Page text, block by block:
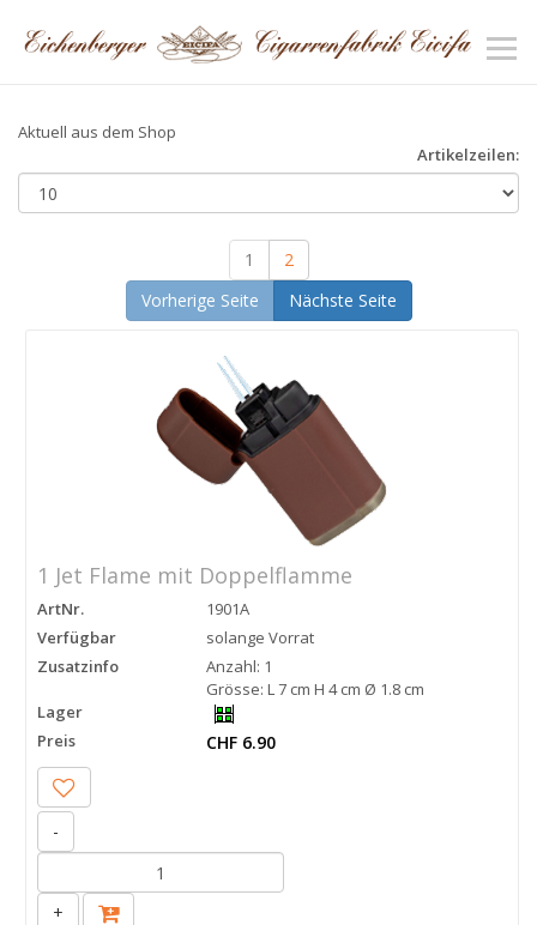
Aktuell aus dem Shop
Artikelzeilen:
1
2
Vorherige Seite
Nächste Seite
1 Jet Flame mit Doppelflamme
ArtNr.
1901A
Verfügbar
solange Vorrat
Zusatzinfo
Anzahl: 1
Grösse: L 7 cm H 4 cm Ø 1.8 cm
Lager
Preis
CHF 6.90
-
+